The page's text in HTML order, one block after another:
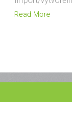
Read More